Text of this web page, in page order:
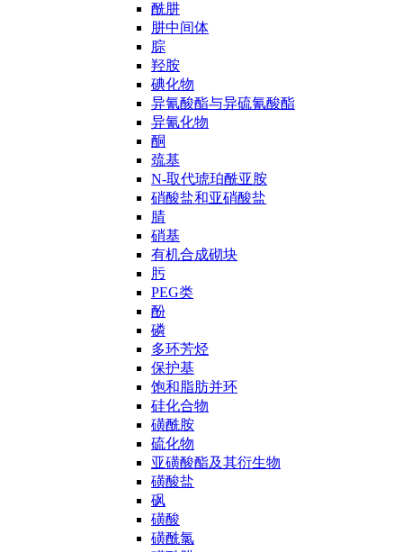
酰肼
肼中间体
腙
羟胺
碘化物
异氰酸酯与异硫氰酸酯
异氰化物
酮
巯基
N-取代琥珀酰亚胺
硝酸盐和亚硝酸盐
腈
硝基
有机合成砌块
肟
PEG类
酚
磷
多环芳烃
保护基
饱和脂肪并环
硅化合物
磺酰胺
硫化物
亚磺酸酯及其衍生物
磺酸盐
砜
磺酸
磺酰氯